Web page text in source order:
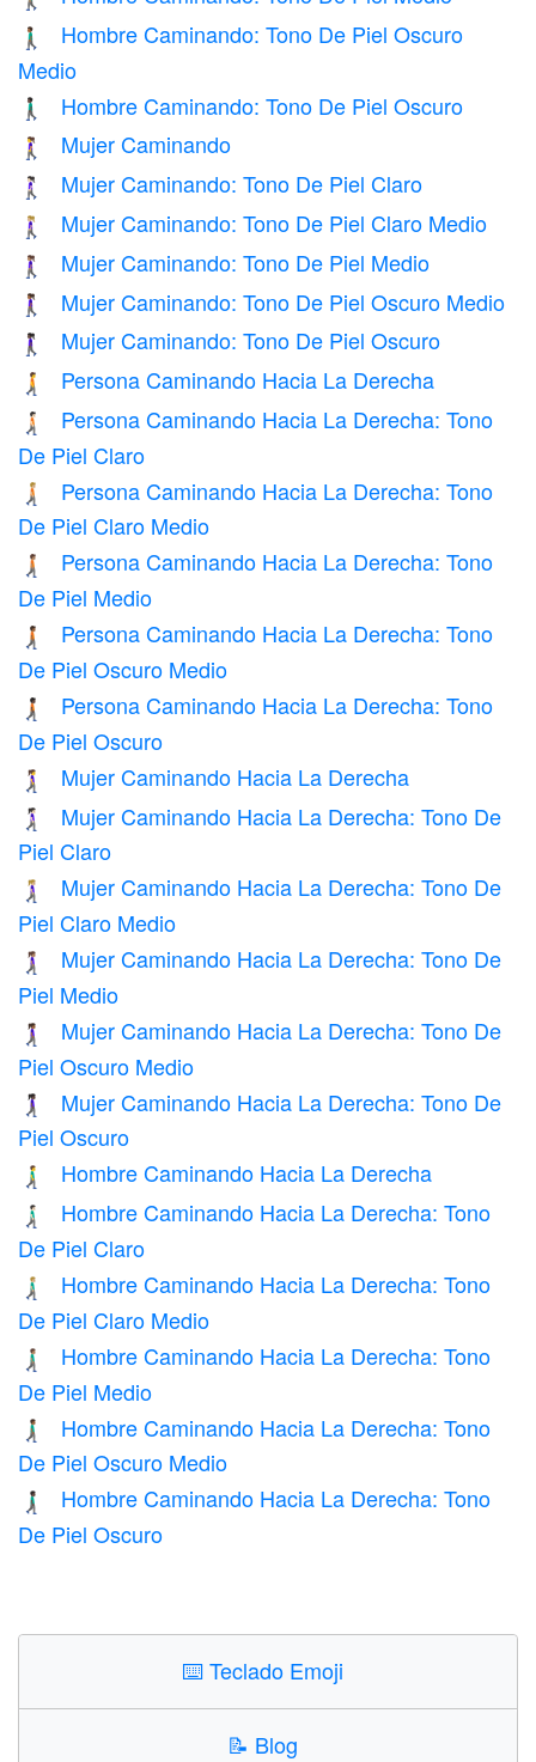
🚶🏾‍♂️
Hombre Caminando: Tono De Piel Oscuro
Medio
🚶🏿‍♂️ Hombre Caminando: Tono De Piel Oscuro
🚶‍♀️ Mujer Caminando
🚶🏻‍♀️ Mujer Caminando: Tono De Piel Claro
🚶🏼‍♀️ Mujer Caminando: Tono De Piel Claro Medio
🚶🏽‍♀️ Mujer Caminando: Tono De Piel Medio
🚶🏾‍♀️ Mujer Caminando: Tono De Piel Oscuro Medio
🚶🏿‍♀️ Mujer Caminando: Tono De Piel Oscuro
🚶‍➡️ Persona Caminando Hacia La Derecha
🚶🏻‍➡️
Persona Caminando Hacia La Derecha: Tono
De Piel Claro
🚶🏼‍➡️
Persona Caminando Hacia La Derecha: Tono
De Piel Claro Medio
🚶🏽‍➡️
Persona Caminando Hacia La Derecha: Tono
De Piel Medio
🚶🏾‍➡️
Persona Caminando Hacia La Derecha: Tono
De Piel Oscuro Medio
🚶🏿‍➡️
Persona Caminando Hacia La Derecha: Tono
De Piel Oscuro
🚶‍♀️‍➡️ Mujer Caminando Hacia La Derecha
🚶🏻‍♀️‍➡️
Mujer Caminando Hacia La Derecha: Tono De
Piel Claro
🚶🏼‍♀️‍➡️
Mujer Caminando Hacia La Derecha: Tono De
Piel Claro Medio
🚶🏽‍♀️‍➡️
Mujer Caminando Hacia La Derecha: Tono De
Piel Medio
🚶🏾‍♀️‍➡️
Mujer Caminando Hacia La Derecha: Tono De
Piel Oscuro Medio
🚶🏿‍♀️‍➡️
Mujer Caminando Hacia La Derecha: Tono De
Piel Oscuro
🚶‍♂️‍➡️ Hombre Caminando Hacia La Derecha
🚶🏻‍♂️‍➡️
Hombre Caminando Hacia La Derecha: Tono
De Piel Claro
🚶🏼‍♂️‍➡️
Hombre Caminando Hacia La Derecha: Tono
De Piel Claro Medio
🚶🏽‍♂️‍➡️
Hombre Caminando Hacia La Derecha: Tono
De Piel Medio
🚶🏾‍♂️‍➡️
Hombre Caminando Hacia La Derecha: Tono
De Piel Oscuro Medio
🚶🏿‍♂️‍➡️
Hombre Caminando Hacia La Derecha: Tono
De Piel Oscuro
⌨️Teclado Emoji
📝 Blog